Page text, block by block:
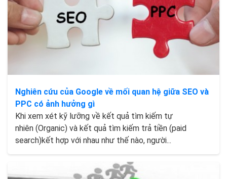
Nghiên cứu của Google về mối quan hệ giữa SEO và
PPC có ảnh hưởng gì
Khi xem xét kỹ lưỡng về kết quả tìm kiếm tự
nhiên (Organic) và kết quả tìm kiếm trả tiền (paid
search)kết hợp với nhau như thế nào, người...